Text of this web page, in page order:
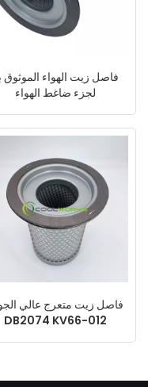
فاصل زيت الهواء الموثوق
لجزء ضاغط الهواء
1045278200 SB293
442786
فاصل زيت متعرج عالي
DB2074 KV66-012